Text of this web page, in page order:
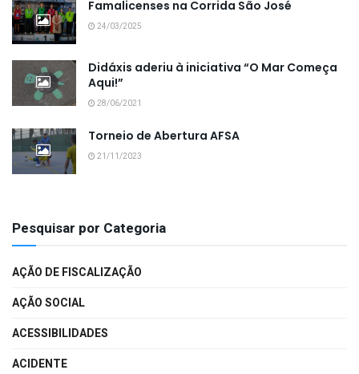
Famalicenses na Corrida São José
24/03/2025
Didáxis aderiu à iniciativa “O Mar Começa
Aqui!”
28/06/2021
Torneio de Abertura AFSA
21/11/2023
Pesquisar por Categoria
AÇÃO DE FISCALIZAÇÃO
AÇÃO SOCIAL
ACESSIBILIDADES
ACIDENTE